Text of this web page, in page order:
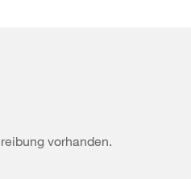
vorhanden.